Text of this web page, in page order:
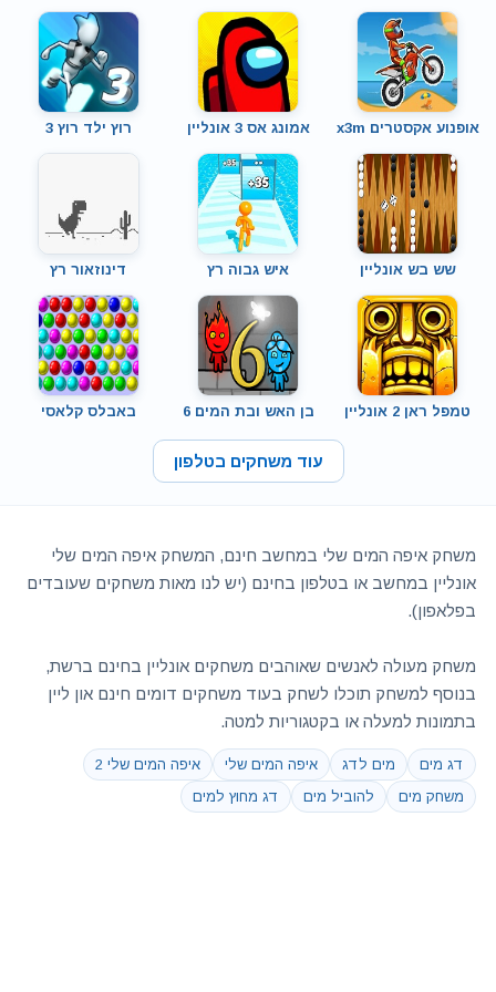
אופנוע אקסטרים x3m אמונג אס 3 אונליין רוץ ילד רוץ 3
שש בש אונליין איש גבוה רץ דינוזאור רץ
טמפל ראן 2 אונליין בן האש ובת המים 6 באבלס קלאסי
עוד משחקים בטלפון
משחק איפה המים שלי במחשב חינם, המשחק איפה המים שלי
אונליין במחשב או בטלפון בחינם (יש לנו מאות משחקים שעובדים
בפלאפון).
משחק מעולה לאנשים שאוהבים משחקים אונליין בחינם ברשת,
בנוסף למשחק תוכלו לשחק בעוד משחקים דומים חינם און ליין
בתמונות למעלה או בקטגוריות למטה.
דג מים מים לדג איפה המים שלי
איפה המים שלי 2
משחק מים
להוביל מים דג מחוץ למים